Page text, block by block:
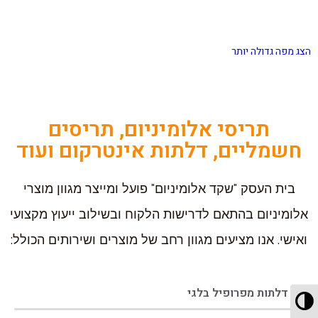
מתג ניגודיות גבוהה
הצג מפה גדולה יותר
תריסי אלומיניום, תריסים
חשמליים, דלתות אינטרקום ועוד
בית העסק "שקד אלומיניום" פועל ומייצר מגוון מוצרי
אלומיניום בהתאם לדרישות הלקוח ובשילוב ייעוץ מקצועי
ואישי. אנו מציעים מגוון רחב של מוצרים ושירותים הכולל:
דלתות מפרופיל בלגי